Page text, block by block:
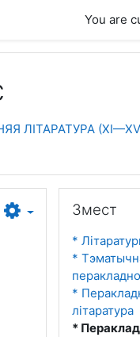
You are
ЛІТАРАТУРА
Змест
*
*
*
літаратура
*